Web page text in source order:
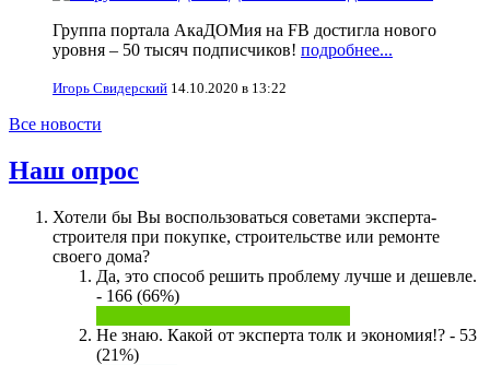
Группа портала АкаДОМия на FB достигла нового
уровня – 50 тысяч подписчиков! подробнее...
Игорь Свидерский 14.10.2020 в 13:22
Все новости
Наш опрос
Хотели бы Вы воспользоваться советами эксперта-
строителя при покупке, строительстве или ремонте
своего дома?
Да, это способ решить проблему лучше и дешевле.
- 166 (66%)
Не знаю. Какой от эксперта толк и экономия!? - 53
(21%)